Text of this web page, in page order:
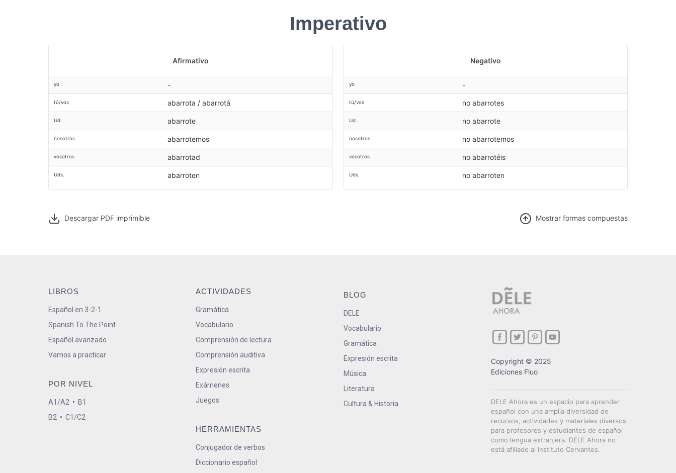
Imperativo
Afirmativo
yo -
tú/vos abarrota / abarrotá
Ud. abarrote
nosotros abarrotemos
vosotros abarrotad
Uds. abarroten
Negativo
yo -
tú/vos no abarrotes
Ud. no abarrote
nosotros no abarrotemos
vosotros no abarrotéis
Uds. no abarroten
Descargar PDF imprimible Mostrar formas compuestas
LIBROS
Español en 3-2-1
Spanish To The Point
Español avanzado
Vamos a practicar
POR NIVEL
A1/A2 • B1
B2 • C1/C2
ACTIVIDADES
Gramática
Vocabulario
Comprensión de lectura
Comprensión auditiva
Expresión escrita
Exámenes
Juegos
HERRAMIENTAS
Conjugador de verbos
Diccionario español
BLOG
DELE
Vocabulario
Gramática
Expresión escrita
Música
Literatura
Cultura & Historia
Copyright © 2025
Ediciones Fluo
DELE Ahora es un espacio para aprender
español con una amplia diversidad de
recursos, actividades y materiales diversos
para profesores y estudiantes de español
como lengua extranjera. DELE Ahora no
está afiliado al Instituto Cervantes.